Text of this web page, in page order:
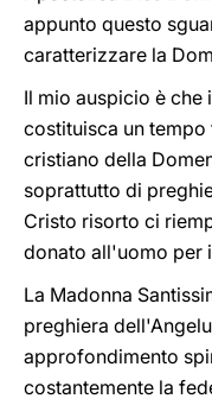
appunto questo
caratterizzare la
Il mio auspicio è
costituisca un
cristiano della
soprattutto di
Cristo risorto ci
donato all'uomo per
La Madonna
preghiera
approfondimento
costantemente la